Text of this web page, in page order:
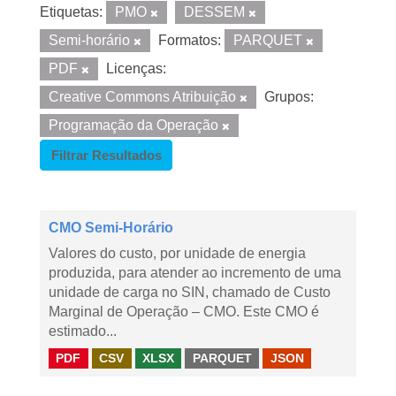
Etiquetas: PMO
DESSEM
Semi-horário
Formatos:
PARQUET
PDF
Licenças:
Creative Commons Atribuição
Grupos:
Programação da Operação
Filtrar Resultados
CMO Semi-Horário
Valores do custo, por unidade de energia
produzida, para atender ao incremento de uma
unidade de carga no SIN, chamado de Custo
Marginal de Operação – CMO. Este CMO é
estimado...
PDF CSV XLSX PARQUET JSON